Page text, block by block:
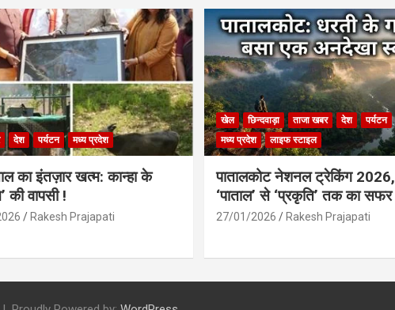
देश पर्यटन मध्य प्रदेश
का इंतज़ार खत्म: कान्हा के
की वापसी !
Rakesh Prajapati
खेल छिन्दवाड़ा ताजा खबर देश
पर्यटन
मध्य प्रदेश
लाइफ स्टाइल
पातालकोट नेशनल ट्रेकिंग 2026,
‘पाताल’ से ‘प्रकृति’ तक का सफर
27/01/2026 Rakesh Prajapati